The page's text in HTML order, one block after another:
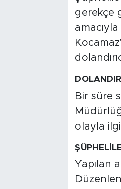
gerekçe
Bir süre
olayla
Yapılan